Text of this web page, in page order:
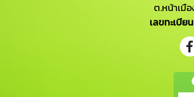
ต.หน้าเมื
เลขทะเบี